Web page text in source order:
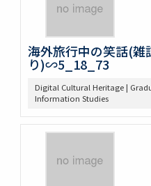
海外旅行中の笑話(雑
り)∽5_18_73
Digital Cultural Heritage |
Information Studies